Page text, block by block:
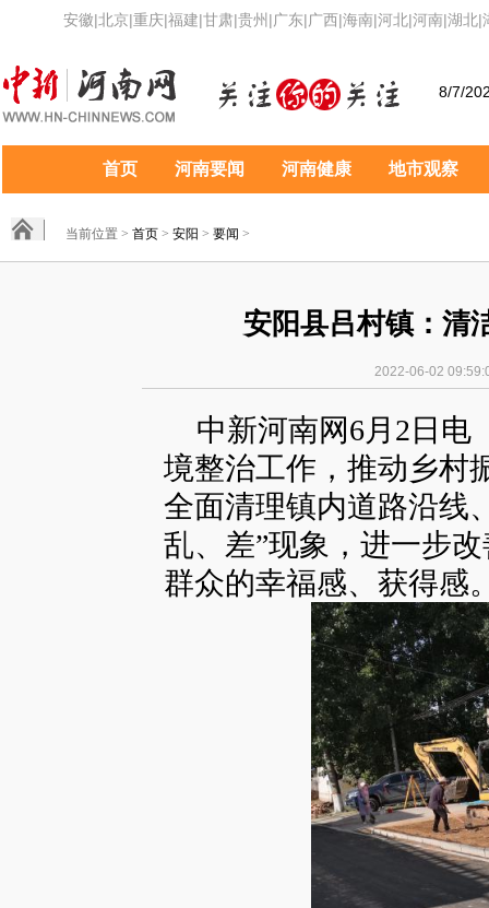
安徽|北京|重庆|福建|甘肃|贵州 |广东|广西|海南|河北|河南|湖北|
8/7/
首页 河南要闻 河南健康 地市观察
当前位置 > 首页 > 安阳 > 要闻 >
安阳县吕村镇：清
2022-06-02
中新河南网6月2日电
境整治工作，推动乡村
全面清理镇内道路沿线
乱、差”现象，进一步
群众的幸福感、获得感